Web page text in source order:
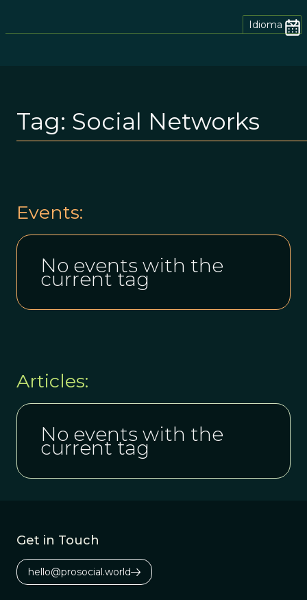
Idioma
Tag: Social Networks
Events:
No events with the
current tag
Articles:
No events with the
current tag
Get in Touch
hello@prosocial.world